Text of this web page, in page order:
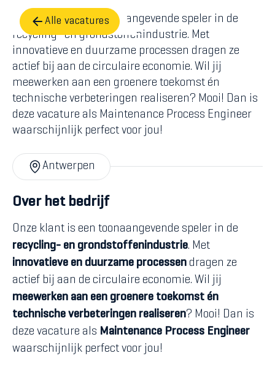
Alle vacatures
Onze klant is een toonaangevende speler in de
recycling- en grondstoffenindustrie. Met
innovatieve en duurzame processen dragen ze
actief bij aan de circulaire economie. Wil jij
meewerken aan een groenere toekomst én
technische verbeteringen realiseren? Mooi! Dan is
deze vacature als Maintenance Process Engineer
waarschijnlijk perfect voor jou!
Antwerpen
Over het bedrijf
Onze klant is een toonaangevende speler in de
recycling- en grondstoffenindustrie. Met
innovatieve en duurzame processen dragen ze
actief bij aan de circulaire economie. Wil jij
meewerken aan een groenere toekomst én
technische verbeteringen realiseren? Mooi! Dan is
deze vacature als Maintenance Process Engineer
waarschijnlijk perfect voor jou!